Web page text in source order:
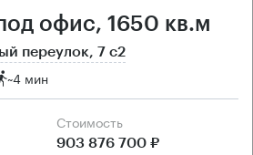
офис, 1650 кв.м
переулок, 7 с2
~4 мин
Cтоимость
903 876 700 ₽